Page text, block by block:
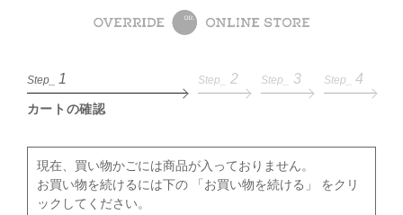
Step_ 1
カートの確認
Step_ 2 Step_ 3 Step_ 4
現在、買い物かごには商品が入っておりません。
お買い物を続けるには下の 「お買い物を続ける」 をクリ
ックしてください。